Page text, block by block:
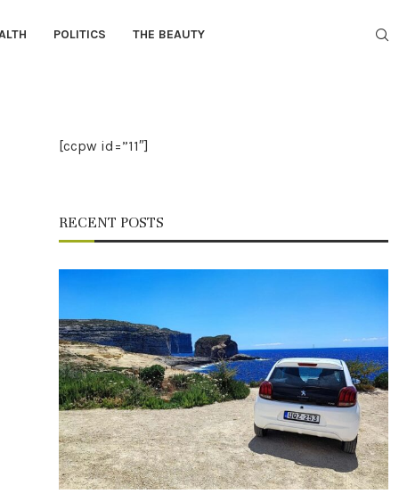
POLITICS THE BEAUTY
[ccpw id=”11″]
RECENT POSTS